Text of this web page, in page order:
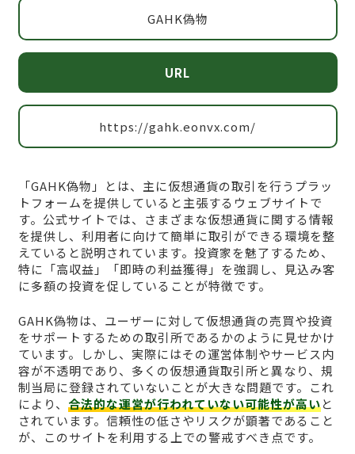
GAHK偽物
URL
https://gahk.eonvx.com/
「GAHK偽物」とは、主に仮想通貨の取引を行うプラッ
トフォームを提供していると主張するウェブサイトで
す。公式サイトでは、さまざまな仮想通貨に関する情報
を提供し、利用者に向けて簡単に取引ができる環境を整
えていると説明されています。投資家を魅了するため、
特に「高収益」「即時の利益獲得」を強調し、見込み客
に多額の投資を促していることが特徴です。
GAHK偽物は、ユーザーに対して仮想通貨の売買や投資
をサポートするための取引所であるかのように見せかけ
ています。しかし、実際にはその運営体制やサービス内
容が不透明であり、多くの仮想通貨取引所と異なり、規
制当局に登録されていないことが大きな問題です。これ
により、 合法的な運営が行われていない可能性が高いと
されています。信頼性の低さやリスクが顕著であること
が、このサイトを利用する上での警戒すべき点です。